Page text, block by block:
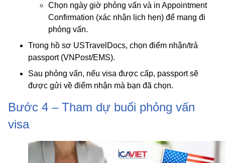
Chọn ngày giờ phỏng vấn và in Appointment
Confirmation (xác nhận lịch hẹn) để mang đi
phỏng vấn.
Trong hồ sơ USTravelDocs, chọn điểm nhận/trả
passport (VNPost/EMS).
Sau phỏng vấn, nếu visa được cấp, passport sẽ
được gửi về điểm nhận mà bạn đã chọn.
Bước 4 – Tham dự buổi phỏng vấn
visa